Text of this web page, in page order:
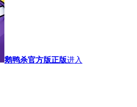
鹅鸭杀官方版正版进入